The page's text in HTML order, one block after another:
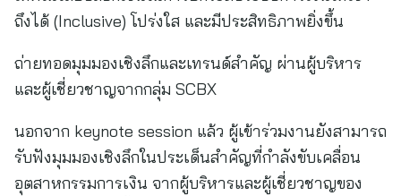
ถึงได้ (Inclusive) โปร่งใส และมีประสิทธิภาพยิ่งขึ้น
ถ่ายทอดมุมมองเชิงลึกและเทรนด์สำคัญ ผ่านผู้บริหาร
และผู้เชี่ยวชาญจากกลุ่ม SCBX
นอกจาก keynote session แล้ว ผู้เข้าร่วมงานยังสามารถ
รับฟังมุมมองเชิงลึกในประเด็นสำคัญที่กำลังขับเคลื่อน
อุตสาหกรรมการเงิน จากผู้บริหารและผู้เชี่ยวชาญของ